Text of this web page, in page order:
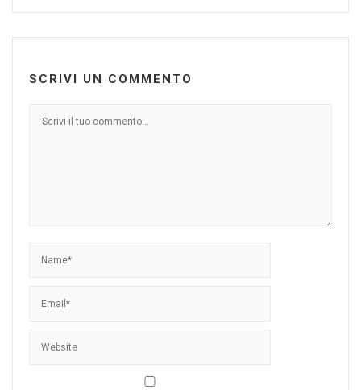
SCRIVI UN COMMENTO